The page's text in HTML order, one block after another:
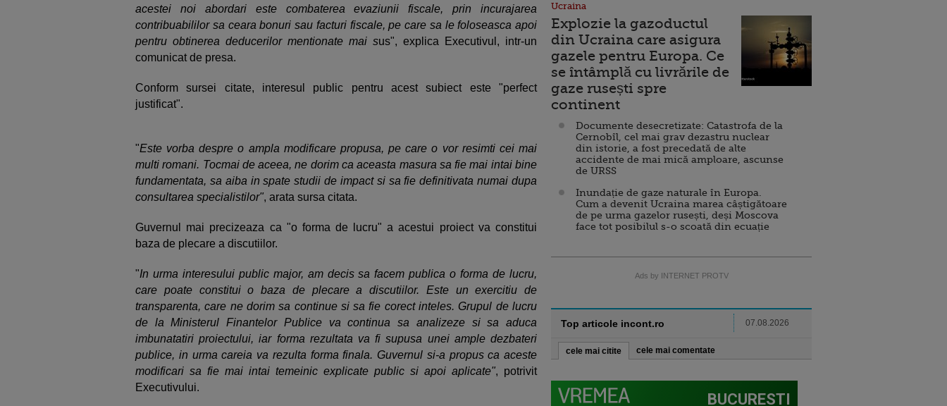
acestei noi abordari este combaterea evaziunii fiscale, prin incurajarea
contribuabililor sa ceara bonuri sau facturi fiscale, pe care sa le foloseasca apoi
pentru obtinerea deducerilor mentionate mai sus", explica Executivul, intr-un
comunicat de presa.
Conform sursei citate, interesul public pentru acest subiect este "perfect
justificat".
"Este vorba despre o ampla modificare propusa, pe care o vor resimti cei mai
multi romani. Tocmai de aceea, ne dorim ca aceasta masura sa fie mai intai bine
fundamentata, sa aiba in spate studii de impact si sa fie definitivata numai dupa
consultarea specialistilor", arata sursa citata.
Guvernul mai precizeaza ca "o forma de lucru" a acestui proiect va constitui
baza de plecare a discutiilor.
"In urma interesului public major, am decis sa facem publica o forma de lucru,
care poate constitui o baza de plecare a discutiilor. Este un exercitiu de
transparenta, care ne dorim sa continue si sa fie corect inteles. Grupul de lucru
de la Ministerul Finantelor Publice va continua sa analizeze si sa aduca
imbunatatiri proiectului, iar forma rezultata va fi supusa unei ample dezbateri
publice, in urma careia va rezulta forma finala. Guvernul si-a propus ca aceste
modificari sa fie mai intai temeinic explicate public si apoi aplicate", potrivit
Executivului.
Ucraina
Explozie la gazoductul
din Ucraina care asigura
gazele pentru Europa. Ce
se întâmplă cu livrările de
gaze rusești spre
continent
Documente desecretizate: Catastrofa de la
Cernobîl, cel mai grav dezastru nuclear
din istorie, a fost precedată de alte
accidente de mai mică amploare, ascunse
de URSS
Inundație de gaze naturale în Europa.
Cum a devenit Ucraina marea câștigătoare
de pe urma gazelor rusești, deși Moscova
face tot posibilul s-o scoată din ecuație
Ads by INTERNET PROTV
Top articole incont.ro 07.08.2026
cele mai citite cele mai comentate